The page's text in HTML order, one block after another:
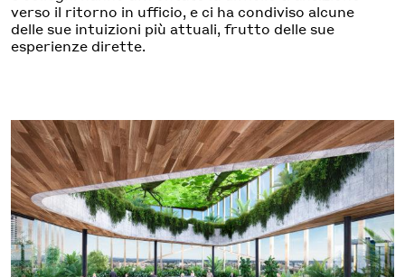
verso il ritorno in ufficio, e ci ha condiviso alcune
delle sue intuizioni più attuali, frutto delle sue
esperienze dirette.